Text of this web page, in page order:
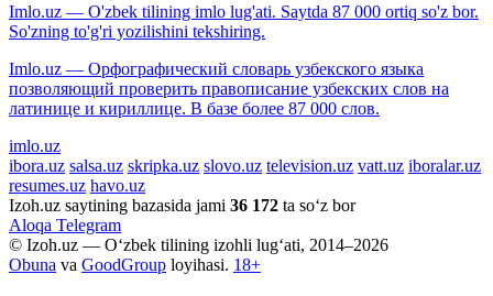
Imlo.uz — O'zbek tilining imlo lug'ati. Saytda 87 000 ortiq so'z bor.
So'zning to'g'ri yozilishini tekshiring.
Imlo.uz — Орфографический словарь узбекского языка
позволяющий проверить правописание узбекских слов на
латинице и кириллице. В базе более 87 000 слов.
imlo.uz
ibora.uz salsa.uz skripka.uz slovo.uz television.uz vatt.uz iboralar.uz
resumes.uz havo.uz
Izoh.uz saytining bazasida jami 36 172 ta so‘z bor
Aloqa Telegram
© Izoh.uz — O‘zbek tilining izohli lug‘ati, 2014–2026
Obuna va GoodGroup loyihasi. 18+